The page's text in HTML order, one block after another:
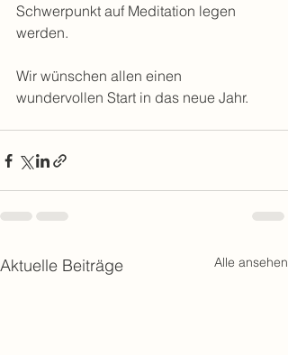
Schwerpunkt auf Meditation legen
werden.
Wir wünschen allen einen
wundervollen Start in das neue Jahr.
Aktuelle Beiträge Alle ansehen